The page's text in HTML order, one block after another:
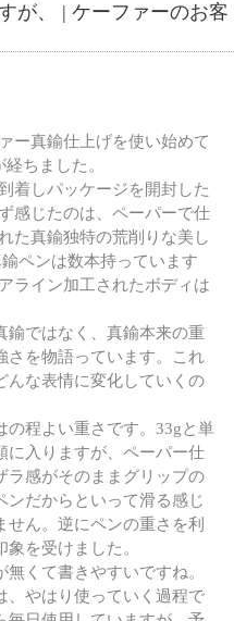
が、 | ケーファーのお客
ー真鍮仕上げを使い始めて
ちました。
着しパッケージを開封した
感じたのは、ペーパーで仕
れた真鍮独特の荒削りな美し
ペンは数本持っています
ライン加工されたボディは
鍮ではなく、真鍮本来の重
さを物語っています。これ
んな表情に変化していくの
程よい重さです。33gと単
に入りますが、ペーパー仕
ラ感がそのままグリップの
ンだからといって滑る感じ
せん。逆にペンの重さを利
を受けました。
くて書きやすいですね。
、やはり使っていく過程で